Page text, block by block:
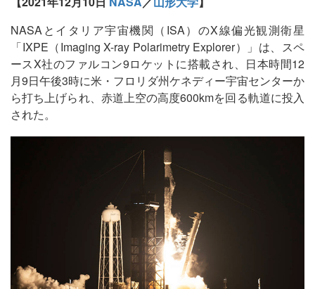
NASAとイタリア宇宙機関（ISA）のX線偏光観測衛星
「IXPE（Imaging X-ray Polarimetry Explorer）」は、スペ
ースX社のファルコン9ロケットに搭載され、日本時間12
月9日午後3時に米・フロリダ州ケネディー宇宙センターか
ら打ち上げられ、赤道上空の高度600kmを回る軌道に投入
された。